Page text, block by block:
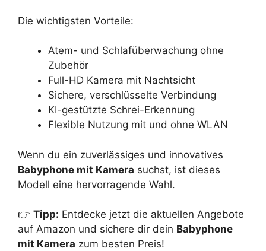
Die wichtigsten Vorteile:
Atem- und Schlafüberwachung ohne
Zubehör
Full-HD Kamera mit Nachtsicht
Sichere, verschlüsselte Verbindung
KI-gestützte Schrei-Erkennung
Flexible Nutzung mit und ohne WLAN
Wenn du ein zuverlässiges und innovatives
Babyphone mit Kamera suchst, ist dieses
Modell eine hervorragende Wahl.
👉 Tipp: Entdecke jetzt die aktuellen Angebote
auf Amazon und sichere dir dein Babyphone
mit Kamera zum besten Preis!